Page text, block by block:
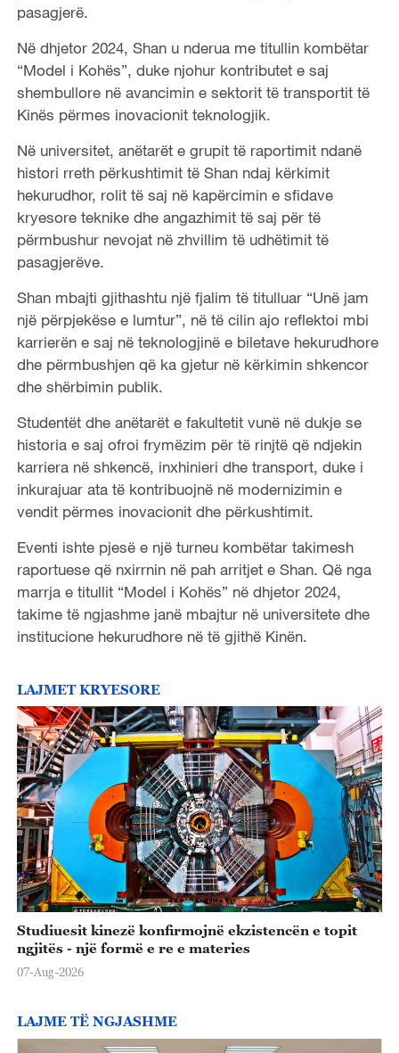
pasagjerë.
Në dhjetor 2024, Shan u nderua me titullin kombëtar
“Model i Kohës”, duke njohur kontributet e saj
shembullore në avancimin e sektorit të transportit të
Kinës përmes inovacionit teknologjik.
Në universitet, anëtarët e grupit të raportimit ndanë
histori rreth përkushtimit të Shan ndaj kërkimit
hekurudhor, rolit të saj në kapërcimin e sfidave
kryesore teknike dhe angazhimit të saj për të
përmbushur nevojat në zhvillim të udhëtimit të
pasagjerëve.
Shan mbajti gjithashtu një fjalim të titulluar “Unë jam
një përpjekëse e lumtur”, në të cilin ajo reflektoi mbi
karrierën e saj në teknologjinë e biletave hekurudhore
dhe përmbushjen që ka gjetur në kërkimin shkencor
dhe shërbimin publik.
Studentët dhe anëtarët e fakultetit vunë në dukje se
historia e saj ofroi frymëzim për të rinjtë që ndjekin
karriera në shkencë, inxhinieri dhe transport, duke i
inkurajuar ata të kontribuojnë në modernizimin e
vendit përmes inovacionit dhe përkushtimit.
Eventi ishte pjesë e një turneu kombëtar takimesh
raportuese që nxirrnin në pah arritjet e Shan. Që nga
marrja e titullit “Model i Kohës” në dhjetor 2024,
takime të ngjashme janë mbajtur në universitete dhe
institucione hekurudhore në të gjithë Kinën.
LAJMET KRYESORE
Studiuesit kinezë konfirmojnë ekzistencën e topit
ngjitës - një formë e re e materies
07-Aug-2026
LAJME TË NGJASHME